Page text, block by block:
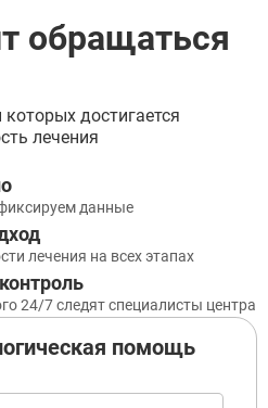
обращаться
достигается
лечения
данные
лечения на всех этапах
24/7 следят специалисты центра
помощь
сполитикой
ВОПРОС
с
ФОРМУ
ниже, мы вам
сполитикой
ГОРОД